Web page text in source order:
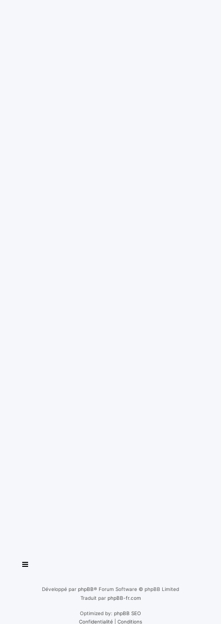
Développé par phpBB® Forum Software © phpBB Limited
Traduit par phpBB-fr.com
Optimized by: phpBB SEO
Confidentialité
Conditions